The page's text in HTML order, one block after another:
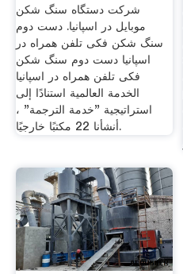
شرکت دستگاه سنگ شکن
موبایل در اسپانیا. دست دوم
سنگ شکن فکی تلفن همراه در
اسپانیا دست دوم سنگ شکن
فکی تلفن همراه در اسپانیا
الخدمة العالمية استنادًا إلى
استراتيجية "خدمة الترجمة" ،
أنشأنا 22 مكتبًا خارجيًا.